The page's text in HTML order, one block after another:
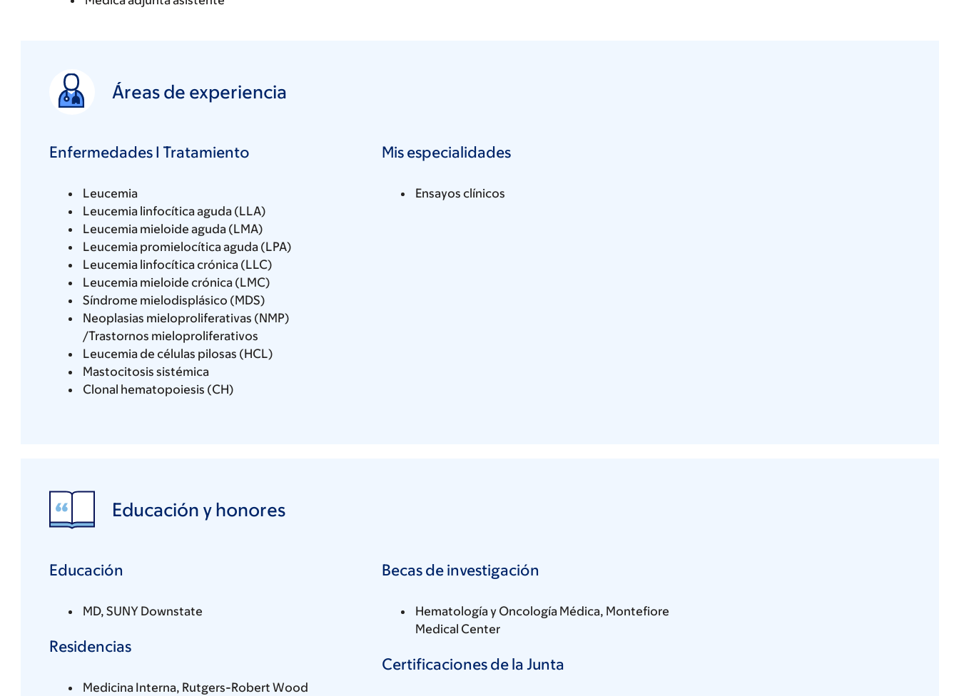
Áreas de experiencia
Enfermedades I Tratamiento
Leucemia
Leucemia linfocítica aguda (LLA)
Leucemia mieloide aguda (LMA)
Leucemia promielocítica aguda (LPA)
Leucemia linfocítica crónica (LLC)
Leucemia mieloide crónica (LMC)
Síndrome mielodisplásico (MDS)
Neoplasias mieloproliferativas (NMP)
/Trastornos mieloproliferativos
Leucemia de células pilosas (HCL)
Mastocitosis sistémica
Clonal hematopoiesis (CH)
Mis especialidades
Ensayos clínicos
Educación y honores
Educación
MD, SUNY Downstate
Residencias
Medicina Interna, Rutgers-Robert Wood
Becas de investigación
Hematología y Oncología Médica, Montefiore
Medical Center
Certificaciones de la Junta